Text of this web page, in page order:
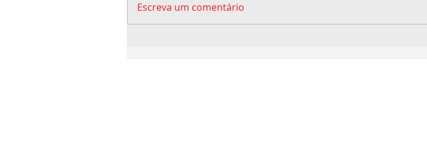
Escreva um comentário